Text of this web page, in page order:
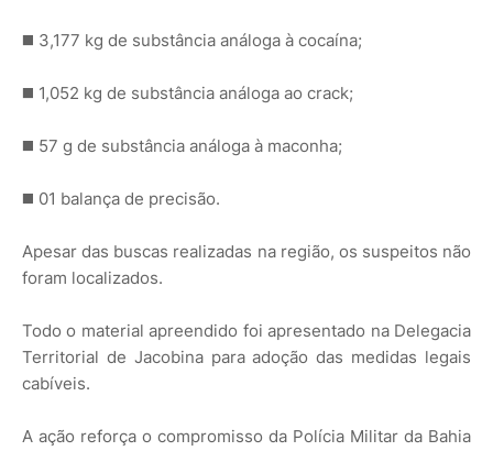
◼️ 3,177 kg de substância análoga à cocaína;
◼️ 1,052 kg de substância análoga ao crack;
◼️ 57 g de substância análoga à maconha;
◼️ 01 balança de precisão.
Apesar das buscas realizadas na região, os suspeitos não
foram localizados.
Todo o material apreendido foi apresentado na Delegacia
Territorial de Jacobina para adoção das medidas legais
cabíveis.
A ação reforça o compromisso da Polícia Militar da Bahia